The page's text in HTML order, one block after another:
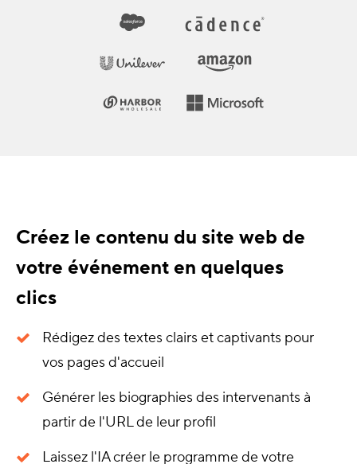
Créez le contenu du site web de
votre événement en quelques
clics
Rédigez des textes clairs et captivants pour
vos pages d'accueil
Générer les biographies des intervenants à
partir de l'URL de leur profil
Laissez l'IA créer le programme de votre